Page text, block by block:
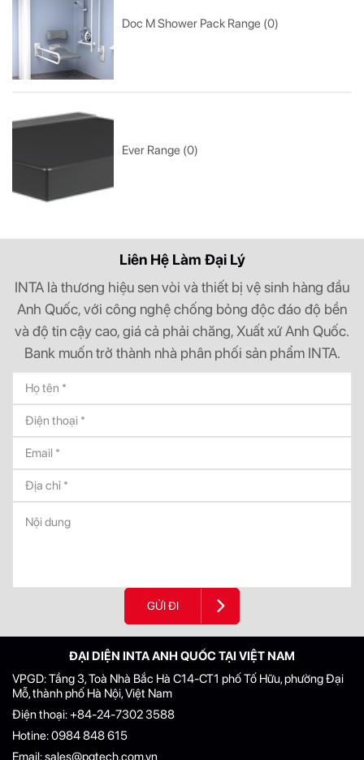
Doc M Shower Pack Range (0)
Ever Range (0)
Liên Hệ Làm Đại Lý
INTA là thương hiệu sen vòi và thiết bị vệ sinh hàng đầu
Anh Quốc, với công nghệ chống bỏng độc đáo độ bền
và độ tin cậy cao, giá cả phải chăng, Xuất xứ Anh Quốc.
Bank muốn trở thành nhà phân phối sản phẩm INTA.
GỬI ĐI
ĐẠI DIỆN INTA ANH QUỐC TẠI VIỆT NAM
VPGD: Tầng 3, Toà Nhà Bắc Hà C14-CT1 phố Tố Hữu, phường Đại
Mỗ, thành phố Hà Nội, Việt Nam
Điện thoại:+84-24-7302 3588
Hotine:0984 848 615
Email:sales@pgtech.com.vn